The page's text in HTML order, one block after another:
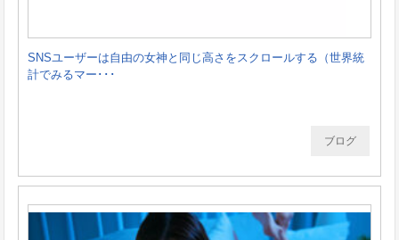
SNSユーザーは自由の女神と同じ高さをスクロールする（世界統
計でみるマー･･･
ブログ